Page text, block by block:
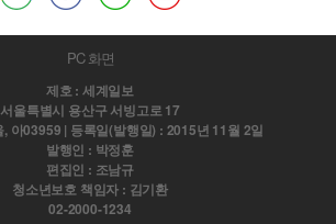
PC 화면
제호 : 세계일보
서울특별시 용산구 서빙고로 17
, 아03959 | 등록일(발행일) : 2015년 11월 2일
발행인 : 박정훈
편집인 : 조남규
청소년보호 책임자 : 김기환
02-2000-1234